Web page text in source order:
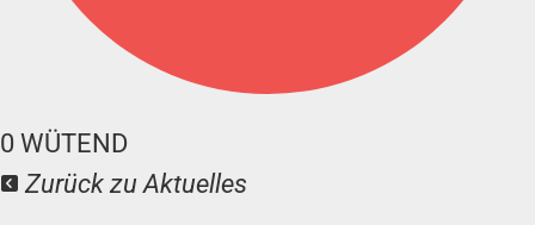
0 WÜTEND
Zurück zu Aktuelles